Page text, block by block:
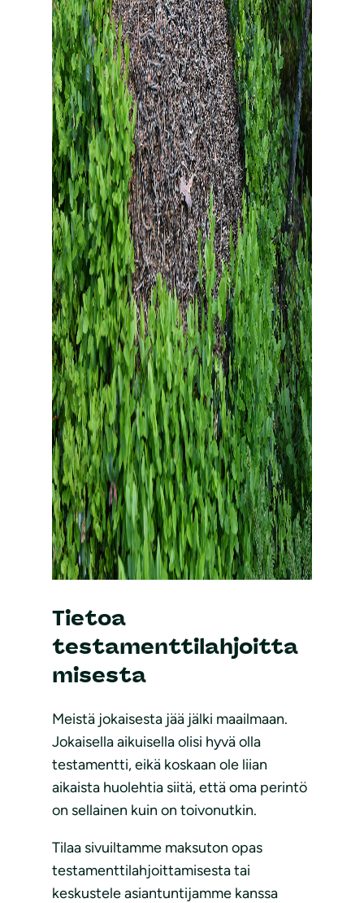
Tietoa
testamenttilahjoitta
misesta
Meistä jokaisesta jää jälki maailmaan.
Jokaisella aikuisella olisi hyvä olla
testamentti, eikä koskaan ole liian
aikaista huolehtia siitä, että oma perintö
on sellainen kuin on toivonutkin.
Tilaa sivuiltamme maksuton opas
testamenttilahjoittamisesta tai
keskustele asiantuntijamme kanssa